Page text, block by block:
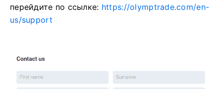
перейдите по ссылке: https://olymptrade.com/en-
us/support